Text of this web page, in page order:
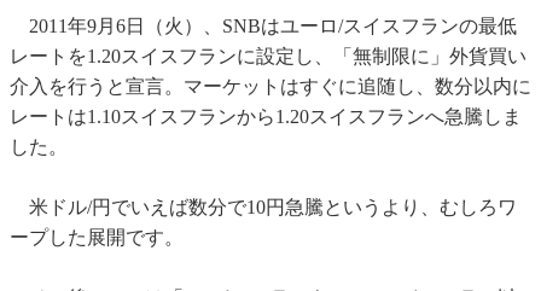
2011年9月6日（火）、SNBはユーロ/スイスフランの最低
レートを1.20スイスフランに設定し、「無制限に」外貨買い
介入を行うと宣言。マーケットはすぐに追随し、数分以内に
レートは1.10スイスフランから1.20スイスフランへ急騰しま
した。
米ドル/円でいえば数分で10円急騰というより、むしろワ
ープした展開です。